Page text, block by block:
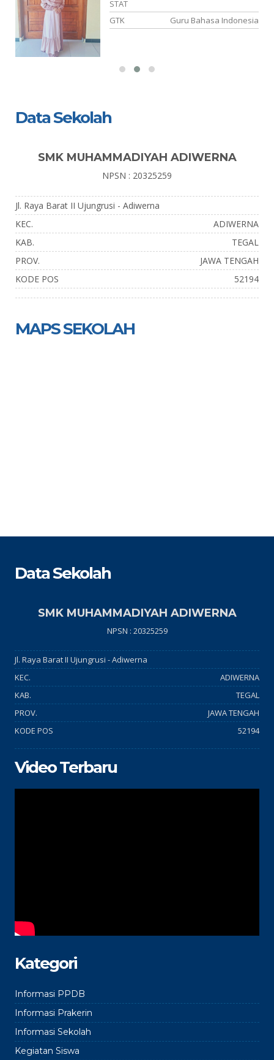
STAT
GTK
Guru Bahasa Indonesia
Data Sekolah
SMK MUHAMMADIYAH ADIWERNA
NPSN : 20325259
Jl. Raya Barat II Ujungrusi - Adiwerna
KEC.
ADIWERNA
KAB.
TEGAL
PROV.
JAWA TENGAH
KODE POS
52194
MAPS SEKOLAH
Data Sekolah
SMK MUHAMMADIYAH ADIWERNA
NPSN : 20325259
Jl. Raya Barat II Ujungrusi - Adiwerna
KEC.
ADIWERNA
KAB.
TEGAL
PROV.
JAWA TENGAH
KODE POS
52194
Video Terbaru
Kategori
Informasi PPDB
Informasi Prakerin
Informasi Sekolah
Kegiatan Siswa